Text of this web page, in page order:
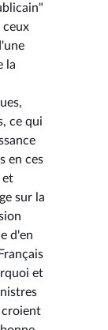
ceux
la
ce qui
en ces
et
sur la
d'en
et
croient